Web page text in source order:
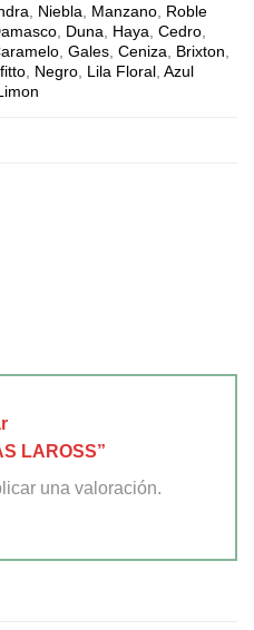
Niebla Manzano Roble
Duna Haya ,Cedro
,Gales ,Ceniza Brixton
Negro Lila Floral ,Azul
LAROSS”
una valoración.